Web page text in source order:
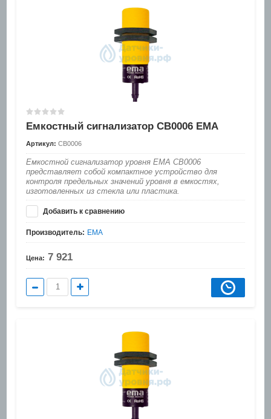
Емкостный сигнализатор CB0006 EMA
Артикул: CB0006
Емкостной сигнализатор уровня EMA CB0006
представляет собой компактное устройство для
контроля предельных значений уровня в емкостях,
изготовленных из стекла или пластика.
Добавить к сравнению
Производитель: EMA
Цена: 7 921